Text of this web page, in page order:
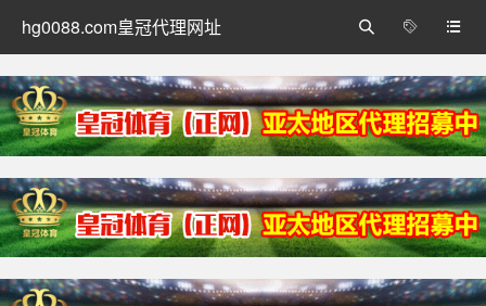
hg0088.com皇冠代理网址 

